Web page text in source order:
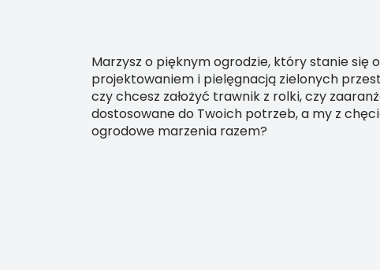
Marzysz o pięknym ogrodzie, który stanie się
projektowaniem i pielęgnacją zielonych
czy chcesz założyć trawnik z rolki, czy
dostosowane do Twoich potrzeb, a my z
ogrodowe marzenia razem?